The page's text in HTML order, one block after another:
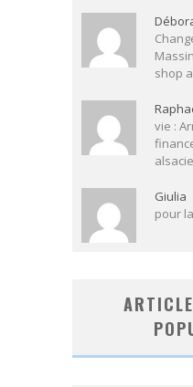
shop
vie :
Giulia
pour